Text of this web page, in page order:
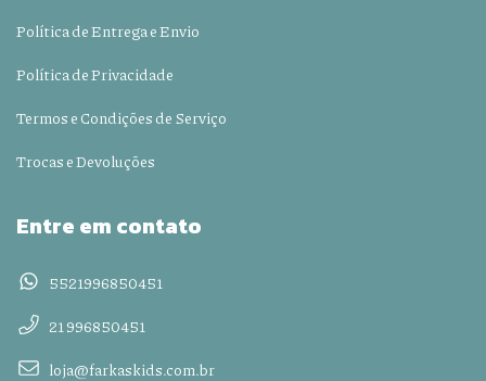
Política de Entrega e Envio
Política de Privacidade
Termos e Condições de Serviço
Trocas e Devoluções
Entre em contato
5521996850451
21 996850451
loja@farkaskids.com.br